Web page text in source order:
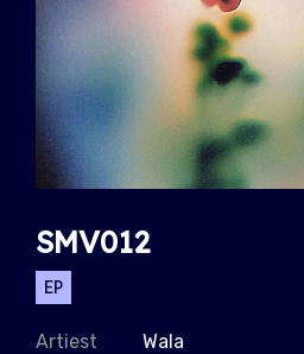
SMV012
EP
Artiest
Wala